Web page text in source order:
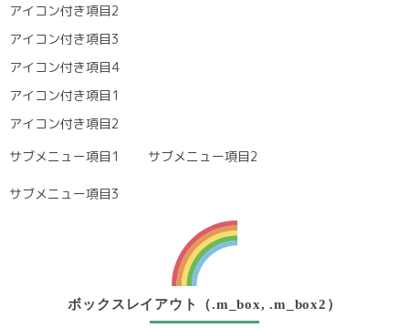
アイコン付き項目2
アイコン付き項目3
アイコン付き項目4
アイコン付き項目1
アイコン付き項目2
サブメニュー項目1
サブメニュー項目2
サブメニュー項目3
ボックスレイアウト（.m_box, .m_box2）